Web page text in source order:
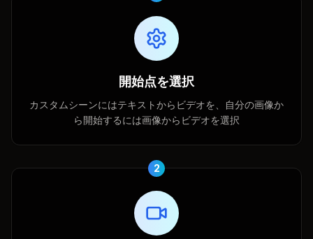
開始点を選択
カスタムシーンにはテキストからビデオを、自分の画像か
ら開始するには画像からビデオを選択
2